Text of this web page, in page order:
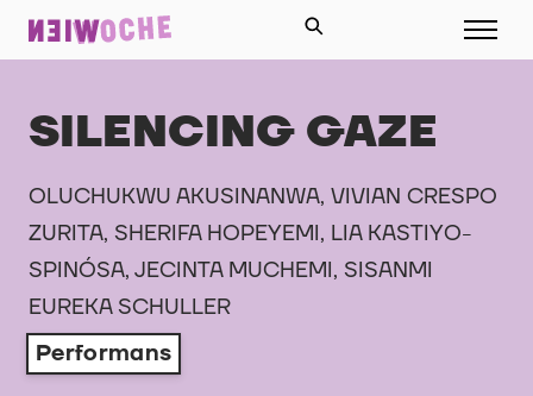
SILENCING GAZE
OLUCHUKWU AKUSINANWA, VIVIAN CRESPO
ZURITA, SHERIFA HOPEYEMI, LIA KASTIYO-
SPINÓSA, JECINTA MUCHEMI, SISANMI
EUREKA SCHULLER
Performans